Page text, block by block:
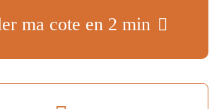
ma cote en 2 min